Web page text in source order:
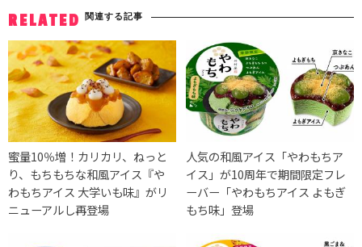
RELATED 関連する記事
蜜量10％増！カリカリ、ねっと
り、もちもちな和風アイス『や
わもちアイス 大学いも味』がリ
ニューアルし再登場
人気の和風アイス「やわもちア
イス」が10周年で期間限定フレ
ーバー「やわもちアイス よもぎ
もち味」登場